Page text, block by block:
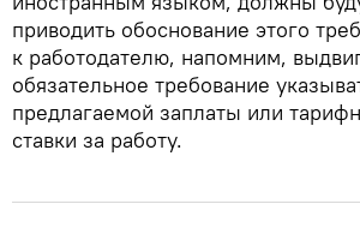
приводить обоснование этого
к работодателю, напомним,
обязательное требование
предлагаемой заплаты или
ставки за работу.